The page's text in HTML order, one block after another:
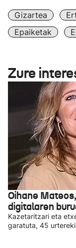
Gizartea
Epaiketak
Zure
Oihane
digitalaren
Kazetaritzari eta
garatuta, 45